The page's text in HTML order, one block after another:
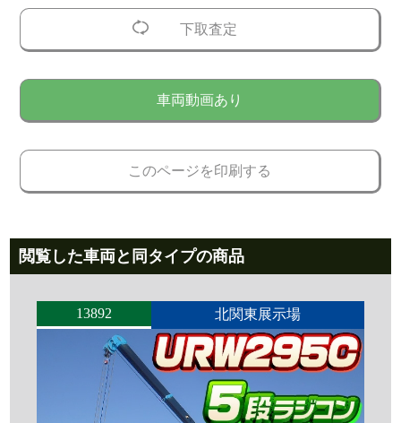
下取査定
車両動画あり
このページを印刷する
閲覧した車両と同タイプの商品
13892 北関東展示場